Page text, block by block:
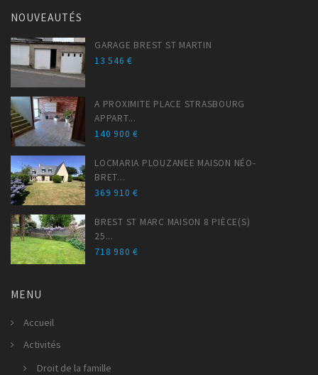
NOUVEAUTÉS
GARAGE BREST ST MARTIN
13 546 €
A PROXIMITE PLACE STRASBOURG
APPART...
140 900 €
LOCMARIA PLOUZANEE MAISON NÉO-
BRET...
369 910 €
BREST ST MARC MAISON 8 PIÈCE(S)
25...
718 980 €
MENU
Accueil
Activités
Droit de la famille